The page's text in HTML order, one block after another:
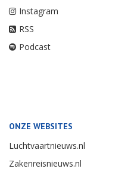
Instagram
RSS
Podcast
ONZE WEBSITES
Luchtvaartnieuws.nl
Zakenreisnieuws.nl